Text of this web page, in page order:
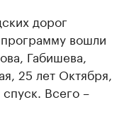
дорог
вошли
Габишева,
25 лет Октября,
Всего –